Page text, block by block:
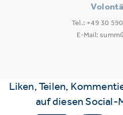
Tel.: +49 30
E-Mail:
Liken, Teilen,
auf diesen Social-